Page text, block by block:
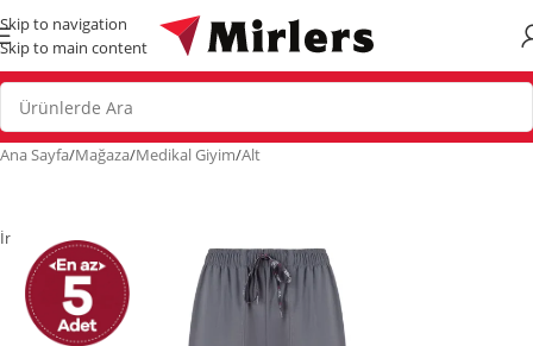
Skip to navigation
Skip to main content
Ana Sayfa/Mağaza/Medikal Giyim/Alt
İndirim